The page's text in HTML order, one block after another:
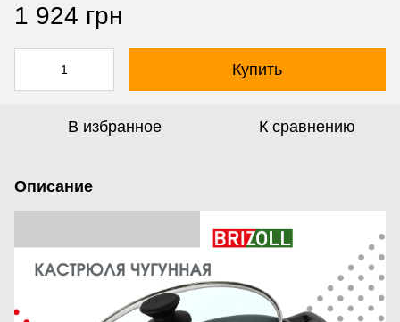
1 924 грн
Купить
В избранное К сравнению
Описание